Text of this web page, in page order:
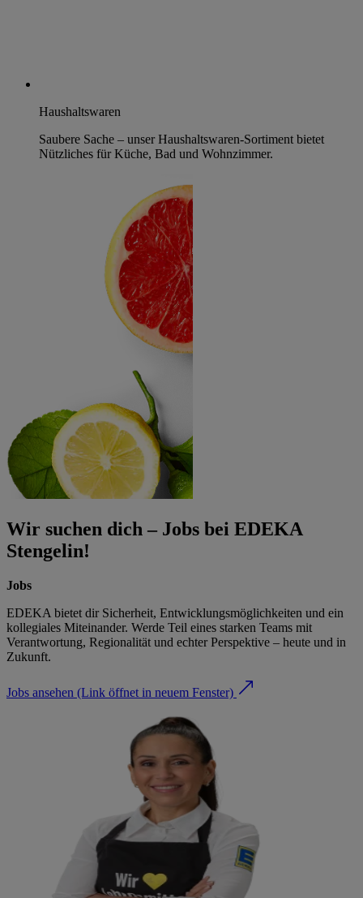
Haushaltswaren
Saubere Sache – unser Haushaltswaren-Sortiment bietet
Nützliches für Küche, Bad und Wohnzimmer.
Wir suchen dich – Jobs bei EDEKA
Stengelin!
Jobs
EDEKA bietet dir Sicherheit, Entwicklungsmöglichkeiten und ein
kollegiales Miteinander. Werde Teil eines starken Teams mit
Verantwortung, Regionalität und echter Perspektive – heute und in
Zukunft.
Jobs ansehen (Link öffnet in neuem Fenster)